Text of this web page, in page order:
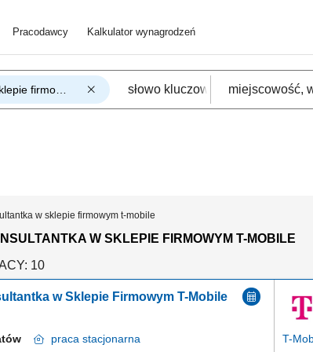
Pracodawcy Kalkulator wynagrodzeń
w sklepie firmowym t-mobile
W SKLEPIE FIRMOWYM T-MOBILE
10
w Sklepie Firmowym T-Mobile
praca stacjonarna T-